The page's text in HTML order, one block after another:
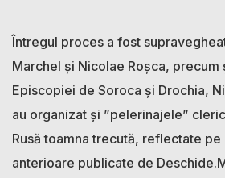
Întregul proces a fost
Marchel și Nicolae Roșca, precum
Episcopiei de Soroca și Drochia,
au organizat și ”pelerinajele”
Rusă toamna trecută, reflectate
anterioare publicate de